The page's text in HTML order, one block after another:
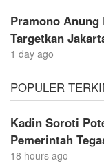
Pramono
Targetkan
1 day ago
POPULER
Kadin Soroti
Pemerintah
18 hours ago